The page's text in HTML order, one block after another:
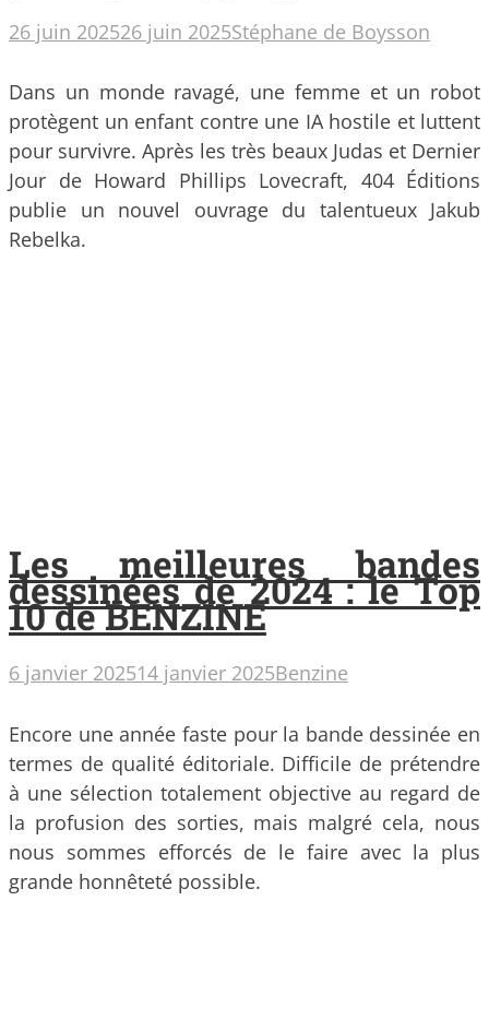
26 juin 202526 juin 2025Stéphane de Boysson
Dans un monde ravagé, une femme et un robot
protègent un enfant contre une IA hostile et luttent
pour survivre. Après les très beaux Judas et Dernier
Jour de Howard Phillips Lovecraft, 404 Éditions
publie un nouvel ouvrage du talentueux Jakub
Rebelka.
Les meilleures bandes
dessinées de 2024 : le Top
10 de BENZINE
6 janvier 202514 janvier 2025Benzine
Encore une année faste pour la bande dessinée en
termes de qualité éditoriale. Difficile de prétendre
à une sélection totalement objective au regard de
la profusion des sorties, mais malgré cela, nous
nous sommes efforcés de le faire avec la plus
grande honnêteté possible.